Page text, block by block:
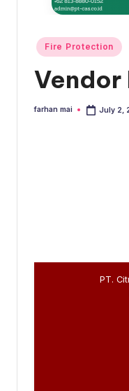
Posted
in
Fire Protection
Vendor
Posted
farhan mai July 2,
PT.